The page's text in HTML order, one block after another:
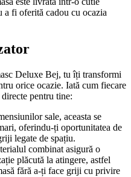
a fi oferită cadou cu ocazia
Deluxe Bej, tu îți transformi
orice ocazie. Iată cum fiecare
pentru tine:
sale, aceasta se
oferindu-ți oportunitatea de
legate de spațiu.
combinat asigură o
plăcută la atingere, astfel
fără a-ți face griji cu privire